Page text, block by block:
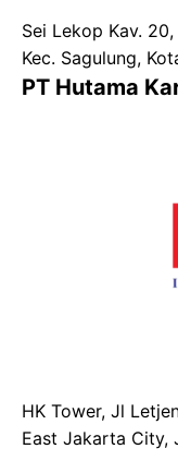
Sei Lekop Kav.
Kec. Sagulung,
PT Hutama
HK Tower, Jl
East Jakarta City,